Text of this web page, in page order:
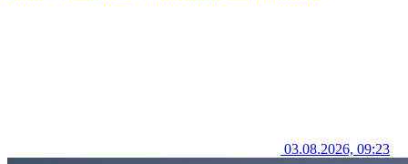
03.08.2026, 09:23